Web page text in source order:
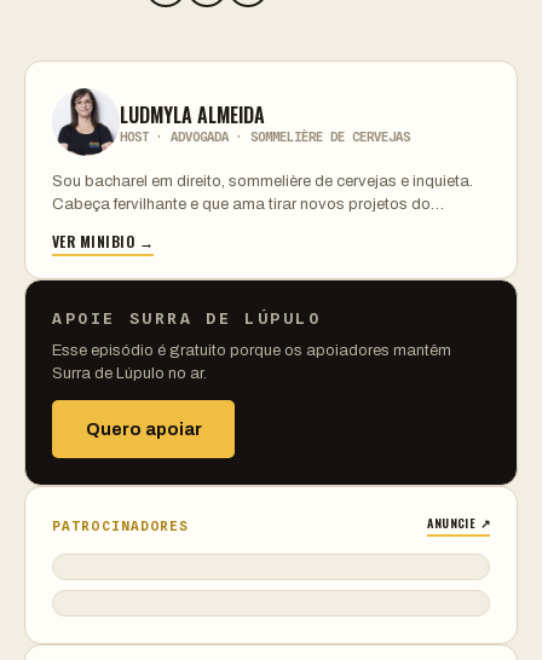
LUDMYLA ALMEIDA
HOST · ADVOGADA · SOMMELIÈRE DE CERVEJAS
Sou bacharel em direito, sommelière de cervejas e inquieta.
Cabeça fervilhante e que ama tirar novos projetos do…
VER MINIBIO →
APOIE SURRA DE LÚPULO
Esse episódio é gratuito porque os apoiadores mantêm
Surra de Lúpulo no ar.
Quero apoiar
PATROCINADORES ANUNCIE ↗